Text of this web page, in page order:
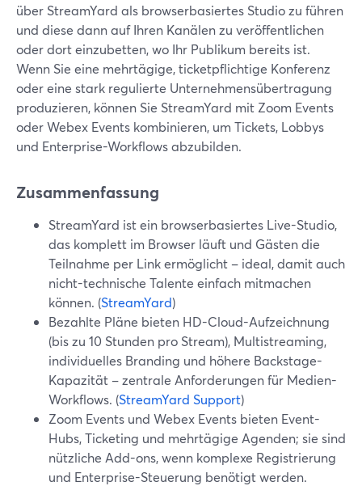
über StreamYard als browserbasiertes Studio zu führen
und diese dann auf Ihren Kanälen zu veröffentlichen
oder dort einzubetten, wo Ihr Publikum bereits ist.
Wenn Sie eine mehrtägige, ticketpflichtige Konferenz
oder eine stark regulierte Unternehmensübertragung
produzieren, können Sie StreamYard mit Zoom Events
oder Webex Events kombinieren, um Tickets, Lobbys
und Enterprise-Workflows abzubilden.
Zusammenfassung
StreamYard ist ein browserbasiertes Live-Studio,
das komplett im Browser läuft und Gästen die
Teilnahme per Link ermöglicht – ideal, damit auch
nicht-technische Talente einfach mitmachen
können. (StreamYard)
Bezahlte Pläne bieten HD-Cloud-Aufzeichnung
(bis zu 10 Stunden pro Stream), Multistreaming,
individuelles Branding und höhere Backstage-
Kapazität – zentrale Anforderungen für Medien-
Workflows. (StreamYard Support)
Zoom Events und Webex Events bieten Event-
Hubs, Ticketing und mehrtägige Agenden; sie sind
nützliche Add-ons, wenn komplexe Registrierung
und Enterprise-Steuerung benötigt werden.